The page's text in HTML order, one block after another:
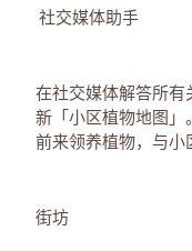
社交媒体助手
在社交媒体解答所
新「小区植物地图
前来领养植物，与小
街坊